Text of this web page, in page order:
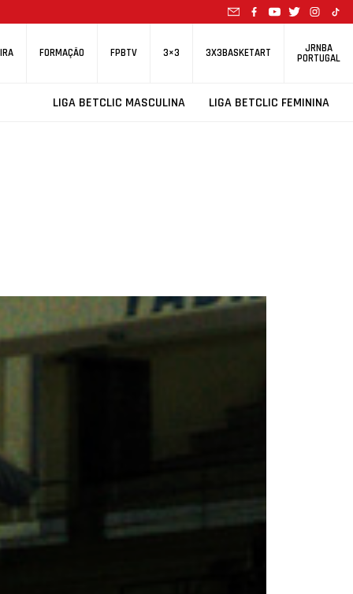
FORMAÇÃO FPBTV 3×3 3X3BASKETART JRNBA
PORTUGAL
LIGA BETCLIC MASCULINA LIGA BETCLIC FEMININA